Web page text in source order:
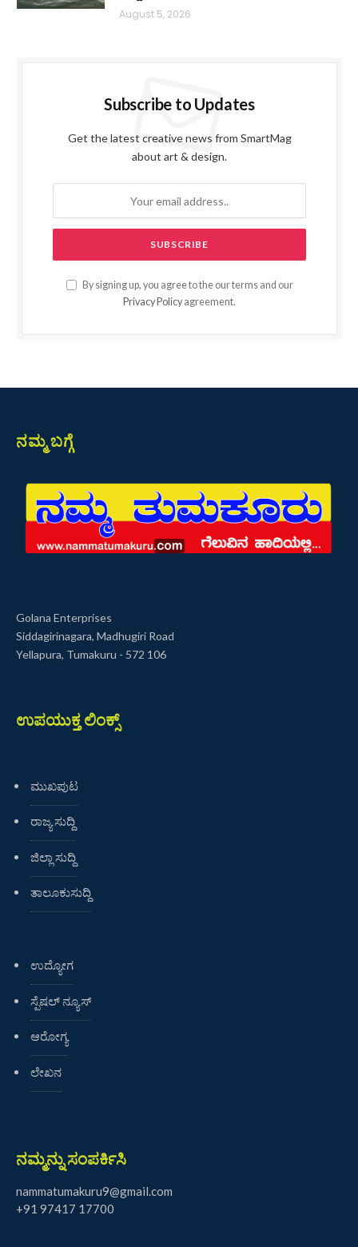
August 5, 2026
Subscribe to Updates
Get the latest creative news from SmartMag
about art & design.
By signing up, you agree to the our terms and our
Privacy Policy agreement.
ನಮ್ಮ ಬಗ್ಗೆ
Golana Enterprises
Siddagirinagara, Madhugiri Road
Yellapura, Tumakuru - 572 106
ಉಪಯುಕ್ತ ಲಿಂಕ್ಸ್
ಮುಖಪುಟ
ರಾಜ್ಯ ಸುದ್ದಿ
ಜಿಲ್ಲಾ ಸುದ್ದಿ
ತಾಲೂಕುಸುದ್ದಿ
ಉದ್ಯೋಗ
ಸ್ಪೆಷಲ್ ನ್ಯೂಸ್
ಆರೋಗ್ಯ
ಲೇಖನ
ನಮ್ಮನ್ನು ಸಂಪರ್ಕಿಸಿ
nammatumakuru9@gmail.com
+91 97417 17700